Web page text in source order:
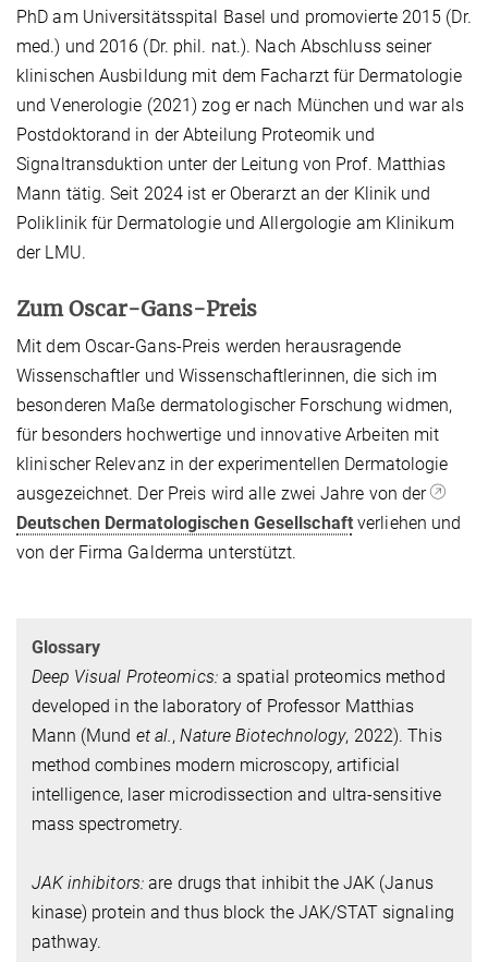
PhD am Universitätsspital Basel und promovierte 2015 (Dr.
med.) und 2016 (Dr. phil. nat.). Nach Abschluss seiner
klinischen Ausbildung mit dem Facharzt für Dermatologie
und Venerologie (2021) zog er nach München und war als
Postdoktorand in der Abteilung Proteomik und
Signaltransduktion unter der Leitung von Prof. Matthias
Mann tätig. Seit 2024 ist er Oberarzt an der Klinik und
Poliklinik für Dermatologie und Allergologie am Klinikum
der LMU.
Zum Oscar-Gans-Preis
Mit dem Oscar-Gans-Preis werden herausragende
Wissenschaftler und Wissenschaftlerinnen, die sich im
besonderen Maße dermatologischer Forschung widmen,
für besonders hochwertige und innovative Arbeiten mit
klinischer Relevanz in der experimentellen Dermatologie
ausgezeichnet. Der Preis wird alle zwei Jahre von der
Deutschen Dermatologischen Gesellschaftverliehen und
von der Firma Galderma unterstützt.
Glossary
Deep Visual Proteomics:a spatial proteomics method
developed in the laboratory of Professor Matthias
Mann (Mund et al.,Nature Biotechnology, 2022). This
method combines modern microscopy, artificial
intelligence, laser microdissection and ultra-sensitive
mass spectrometry.
JAK inhibitors: are drugs that inhibit the JAK (Janus
kinase) protein and thus block the JAK/STAT signaling
pathway.